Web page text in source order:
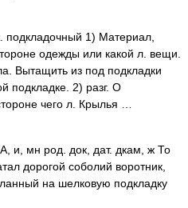
1) Материал,
одежды или какой л. вещи.
Вытащить из под подкладки
подкладке. 2) разг. О
чего л. Крылья …
и, мн род. док, дат. дкам, ж То
дорогой соболий воротник,
на шелковую подкладку